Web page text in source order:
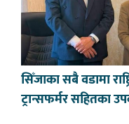
सिँजाका सबै वडामा
ट्रान्सफर्मर सहितका